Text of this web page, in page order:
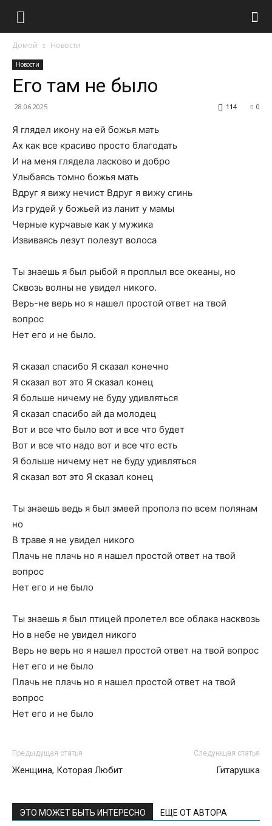
Домой Новости
Новости
Его там не было
28.06.2025 0
114
Я глядел икону на ей божья мать
Ах как все красиво просто благодать
И на меня глядела ласково и добро
Улыбаясь томно божья мать
Вдруг я вижу нечист Вдруг я вижу сгинь
Из грудей у божьей из ланит у мамы
Черные курчавые как у мужика
Извиваясь лезут полезут волоса
Ты знаешь я был рыбой я проплыл все океаны, но
Сквозь волны не увидел никого.
Верь-не верь но я нашел простой ответ на твой
вопрос
Нет его и не было.
Я сказал спасибо Я сказал конечно
Я сказал вот это Я сказал конец
Я больше ничему не буду удивляться
Я сказал спасибо ай да молодец
Вот и все что было вот и все что будет
Вот и все что надо вот и все что есть
Я больше ничему нет не буду удивляться
Я сказал вот это Я сказал конец
Ты знаешь ведь я был змеей прополз по всем полянам
но
В траве я не увидел никого
Плачь не плачь но я нашел простой ответ на твой
вопрос
Нет его и не было
Ты знаешь я был птицей пролетел все облака насквозь
Но в небе не увидел никого
Верь не верь но я нашел простой ответ на твой вопрос
Нет его и не было
Плачь не плачь но я нашел простой ответ на твой
вопрос
Нет его и не было
Предыдущая статья
Женщина, Которая Любит
Следующая статья
Гитарушка
ЭТО МОЖЕТ БЫТЬ ИНТЕРЕСНО ЕЩЕ ОТ АВТОРА